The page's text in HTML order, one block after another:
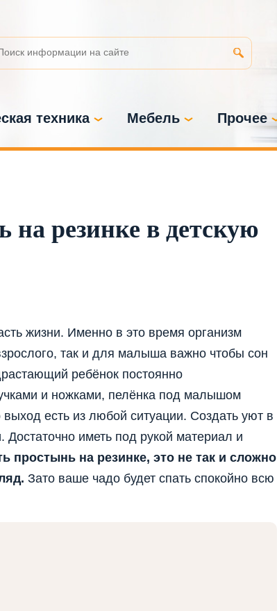
техника Мебель Прочее
резинке в детскую
жизни. Именно в это время организм
так и для малыша важно чтобы сон
ребёнок постоянно
и ножками, пелёнка под малышом
есть из любой ситуации. Создать уют в
Достаточно иметь под рукой материал и
простынь на резинке, это не так и сложно
Зато ваше чадо будет спать спокойно всю